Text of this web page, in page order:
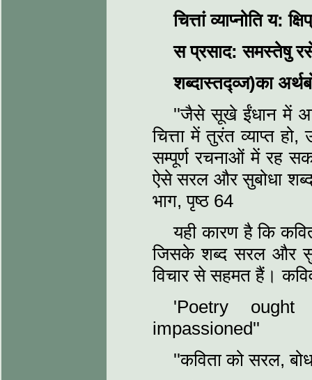
चित्तां व्याप्नोति य:
स प्रसाद: समस्तेषु
शब्दास्तद्व्ज)का
''जैसे सूखे ईंधान में
चित्ता में तुरंत व्याप्त
सम्पूर्ण रचनाओं में रह
ऐसे सरल और सुबोधा शब्द
भाग, पृष्ठ 64
यही कारण है कि
जिसके शब्द सरल और
विचार से सहमत हैं।
'Poetry
impassioned''
''कविता को सरल,